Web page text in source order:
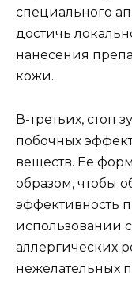
специального
достичь
нанесения
кожи.
В-третьих, стоп
побочных
веществ. Ее
образом, чтобы
эффективность
использовании
аллергических
нежелательных